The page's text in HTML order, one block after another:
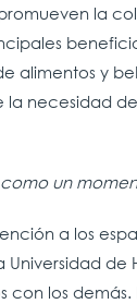
la
alimentos y
la necesidad
un
a los
de
los